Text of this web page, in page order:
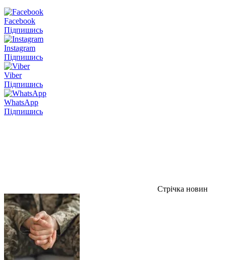
Facebook
Підпишись
Instagram
Підпишись
Viber
Підпишись
WhatsApp
Підпишись
Стрічка новин